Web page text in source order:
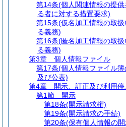
第14条(個人関連情報の提供
る者に対する措置要求)
第15条(仮名加工情報の取
る義務)
第16条(匿名加工情報の取
る義務)
第3章
個人情報ファイル
第17条(個人情報ファイル
及び公表)
第4章
開示、訂正及び利用
第1節
開示
第18条(開示請求権)
第19条(開示請求の手続)
第20条(保有個人情報の